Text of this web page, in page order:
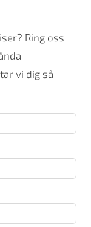
Ring oss
vi dig så